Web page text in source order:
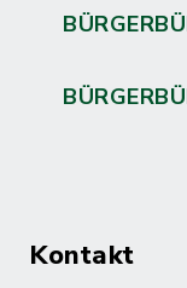
Kontakt